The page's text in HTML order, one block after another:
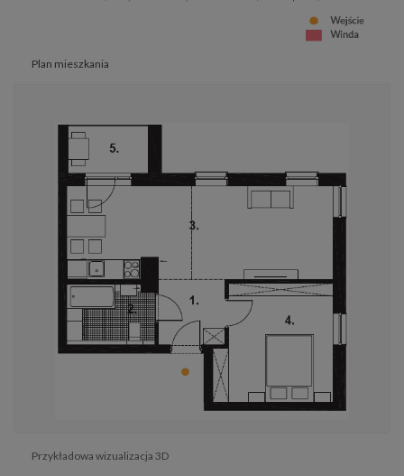
Plan mieszkania
Przykładowa wizualizacja 3D